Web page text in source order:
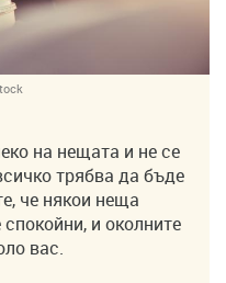
на нещата и не се
трябва да бъде
че някои неща
и околните
вас.